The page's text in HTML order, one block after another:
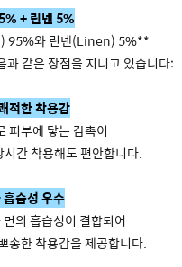
+ 린넨 5%
95%와 린넨(Linen) 5%**
과 같은 장점을 지니고 있습니다:
적한 착용감
피부에 닿는 감촉이
간 착용해도 편안합니다.
습성 우수
의 흡습성이 결합되어
송한 착용감을 제공합니다.